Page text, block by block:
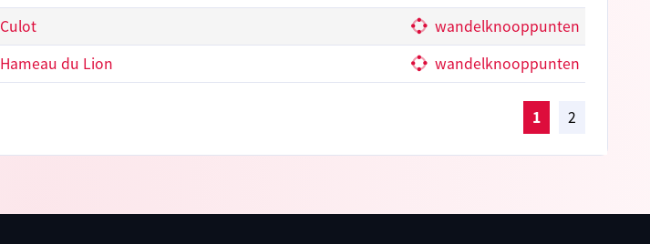
Culot
wandelknooppunten
Hameau du Lion
wandelknooppunten
1 2